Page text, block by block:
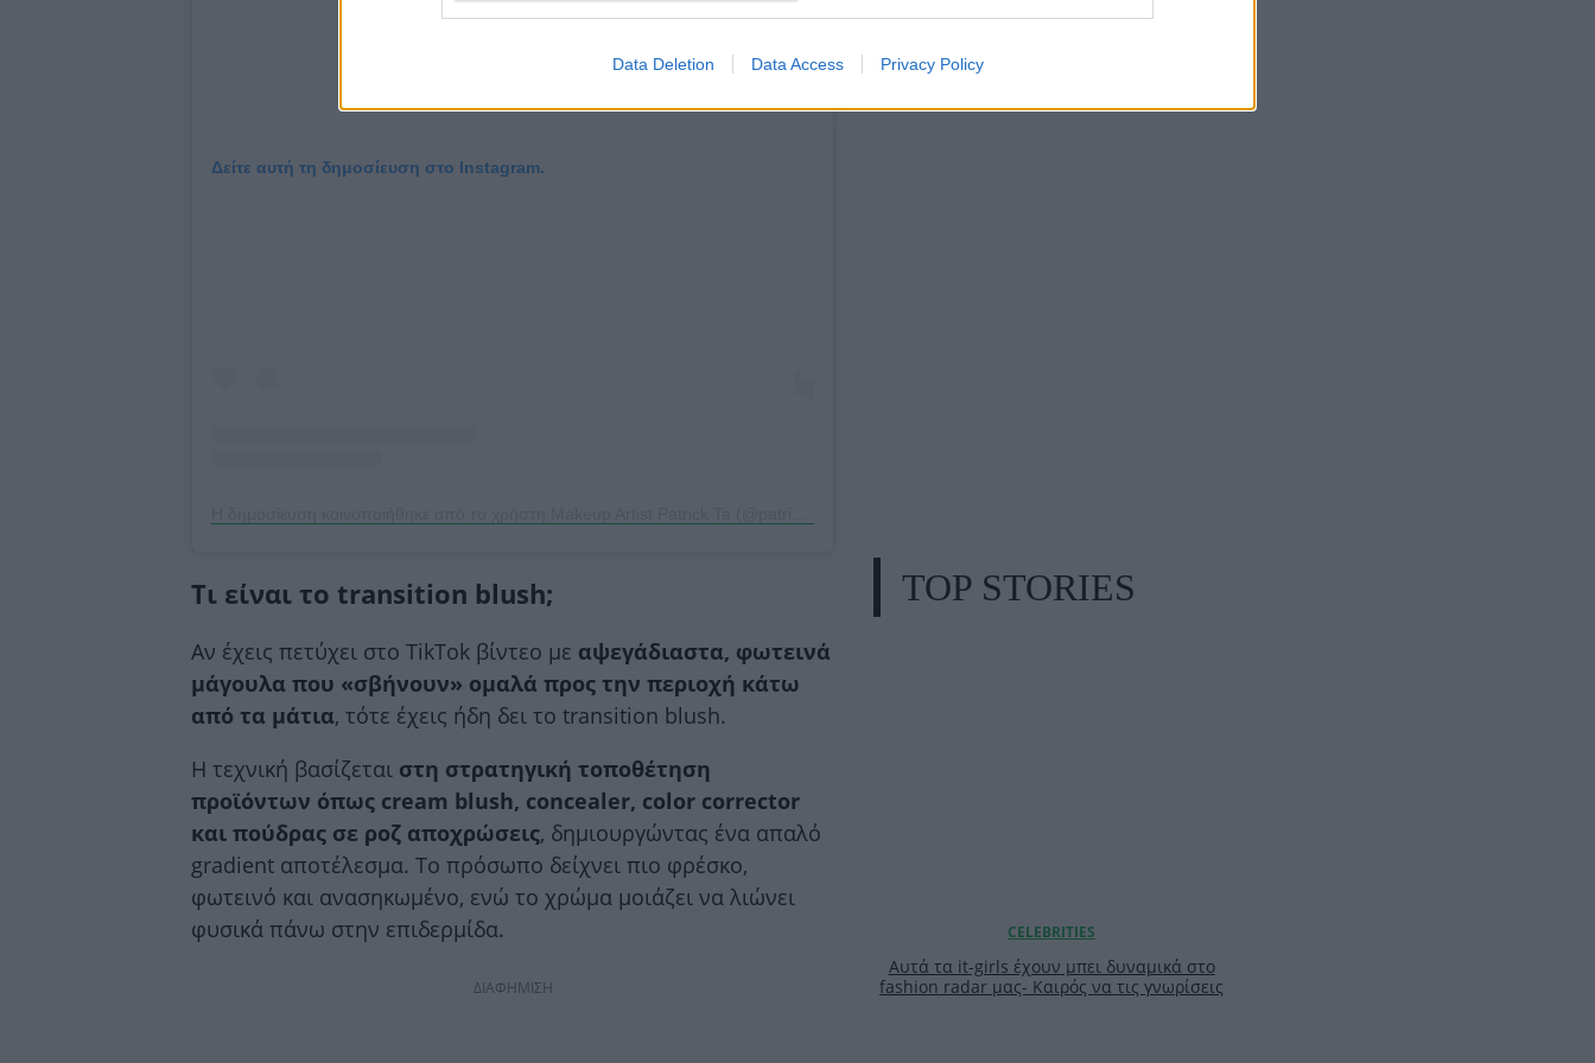
Data Deletion Data Access Privacy Policy
Δείτε αυτή τη δημοσίευση στο Instagram.
Τι είναι το transition blush;
Αν έχεις πετύχει στο TikTok βίντεο με αψεγάδιαστα, φωτεινά
μάγουλα που «σβήνουν» ομαλά προς την περιοχή κάτω
από τα μάτια, τότε έχεις ήδη δει το transition blush.
Η τεχνική βασίζεται στη στρατηγική τοποθέτηση
προϊόντων όπως cream blush, concealer, color corrector
και πούδρας σε ροζ αποχρώσεις, δημιουργώντας ένα απαλό
gradient αποτέλεσμα. Το πρόσωπο δείχνει πιο φρέσκο,
φωτεινό και ανασηκωμένο, ενώ το χρώμα μοιάζει να λιώνει
φυσικά πάνω στην επιδερμίδα.
ΔΙΑΦΗΜΙΣΗ
TOP STORIES
Αυτά τα it-girls έχουν μπει δυναμικά στο
fashion radar μας- Καιρός να τις γνωρίσεις